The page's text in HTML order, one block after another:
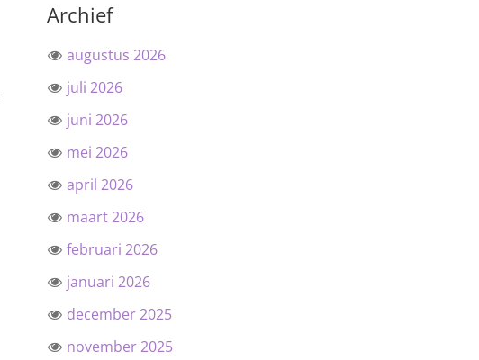
Archief
augustus 2026
juli 2026
juni 2026
mei 2026
april 2026
maart 2026
februari 2026
januari 2026
december 2025
november 2025